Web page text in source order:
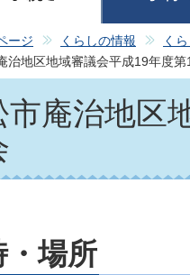
ージ くらしの情報 く
治地区地域審議会平成19年度第
市庵治地区
・場所